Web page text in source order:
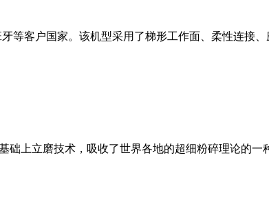
等客户国家。该机型采用了梯形工作面、柔性连接
上立磨技术，吸收了世界各地的超细粉碎理论的